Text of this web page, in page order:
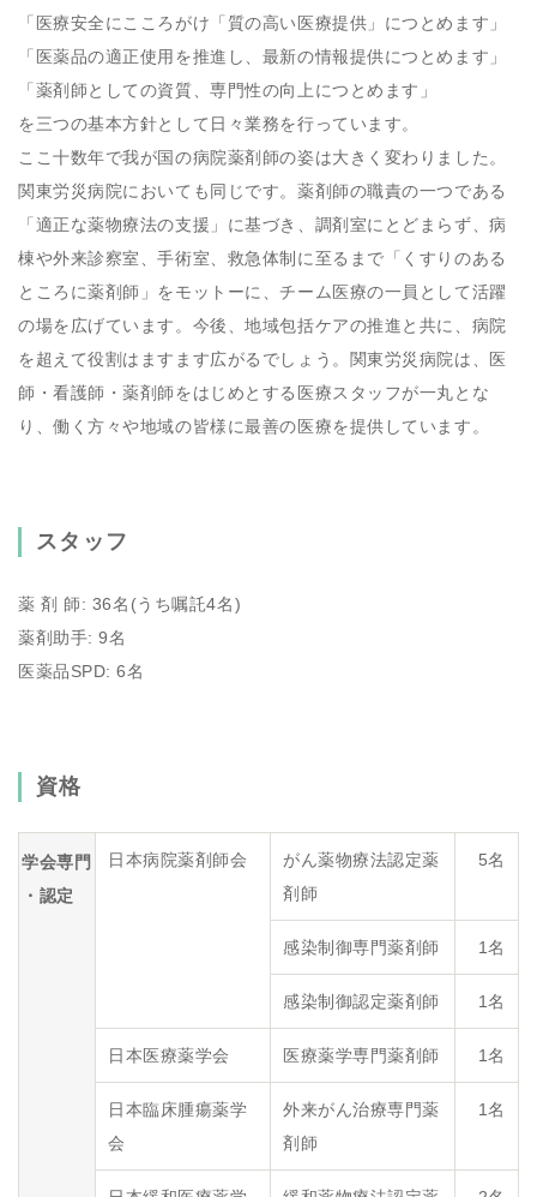
「医療安全にこころがけ「質の高い医療提供」につとめます」
「医薬品の適正使用を推進し、最新の情報提供につとめます」
「薬剤師としての資質、専門性の向上につとめます」
を三つの基本方針として日々業務を行っています。
ここ十数年で我が国の病院薬剤師の姿は大きく変わりました。
関東労災病院においても同じです。薬剤師の職責の一つである
「適正な薬物療法の支援」に基づき、調剤室にとどまらず、病
棟や外来診察室、手術室、救急体制に至るまで「くすりのある
ところに薬剤師」をモットーに、チーム医療の一員として活躍
の場を広げています。今後、地域包括ケアの推進と共に、病院
を超えて役割はますます広がるでしょう。関東労災病院は、医
師・看護師・薬剤師をはじめとする医療スタッフが一丸とな
り、働く方々や地域の皆様に最善の医療を提供しています。
スタッフ
薬 剤 師: 36名(うち嘱託4名)
薬剤助手: 9名
医薬品SPD: 6名
資格
学会専門
・認定
日本病院薬剤師会
がん薬物療法認定薬
剤師
5名
感染制御専門薬剤師 1名
感染制御認定薬剤師 1名
日本医療薬学会 医療薬学専門薬剤師 1名
日本臨床腫瘍薬学
会
外来がん治療専門薬
剤師
1名